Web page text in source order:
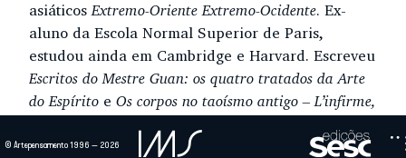
asiáticosExtremo-Oriente Extremo-Ocidente. Ex-
aluno da Escola Normal Superior de Paris,
estudou ainda em Cambridge e Harvard. Escreveu
Escritos do Mestre Guan: os quatro tratados da Arte
do Espírito e Os corpos no taoísmo antigo – L’infirme,
© Artepensamento 1996 — 2026